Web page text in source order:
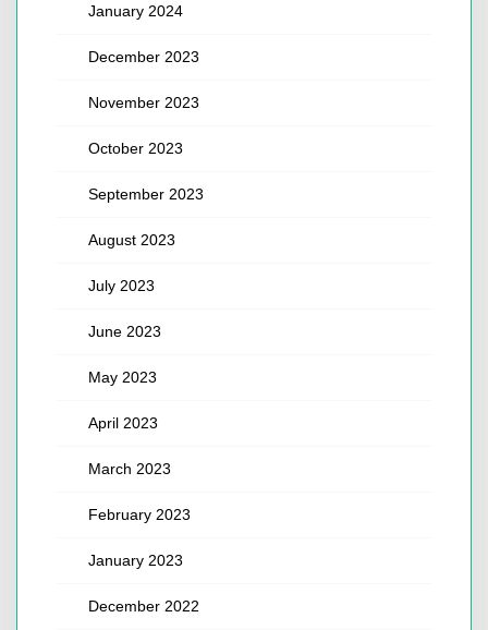
January 2024
December 2023
November 2023
October 2023
September 2023
August 2023
July 2023
June 2023
May 2023
April 2023
March 2023
February 2023
January 2023
December 2022